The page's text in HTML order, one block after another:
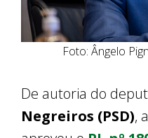
Foto: Ângelo
De autoria do
Negreiros (PSD),